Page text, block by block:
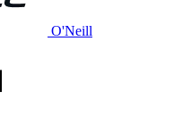
O'Neill